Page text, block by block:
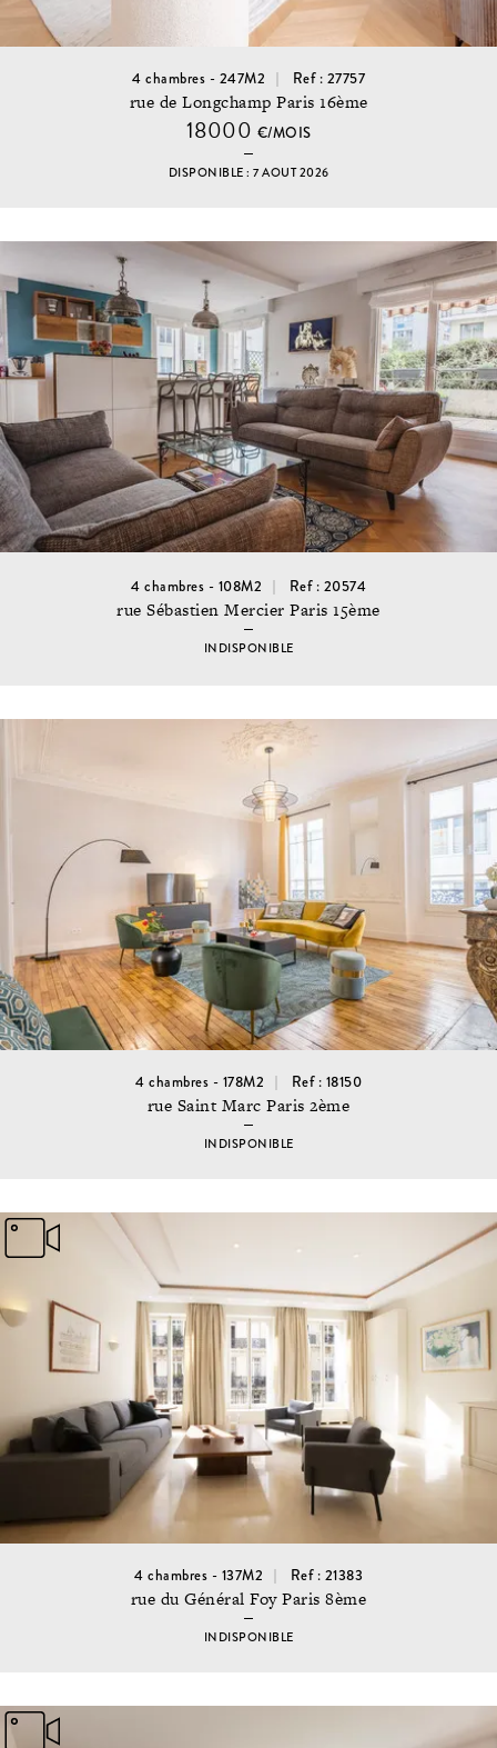
4 chambres - 247M2 Ref : 27757
rue de Longchamp Paris 16ème
18000 €/MOIS
DISPONIBLE : 7 AOUT 2026
4 chambres - 108M2 Ref : 20574
rue Sébastien Mercier Paris 15ème
INDISPONIBLE
4 chambres - 178M2 Ref : 18150
rue Saint Marc Paris 2ème
INDISPONIBLE
4 chambres - 137M2 Ref : 21383
rue du Général Foy Paris 8ème
INDISPONIBLE